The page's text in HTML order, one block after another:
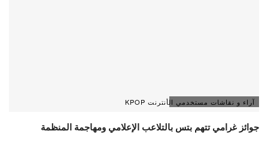
آراء و نقاشات مستخدمي الأنترنت KPOP
جوائز غرامي تتهم بتس بالتلاعب الإعلامي ومهاجمة المنظمة